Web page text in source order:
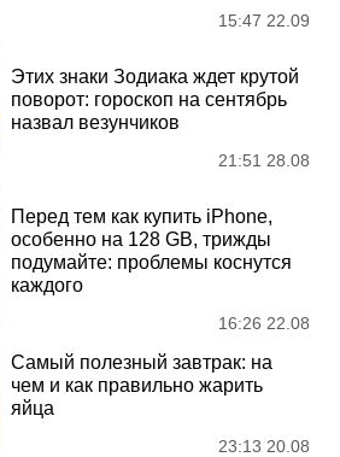
15:47 22.09
Этих знаки Зодиака ждет крутой
поворот: гороскоп на сентябрь
назвал везунчиков
21:51 28.08
Перед тем как купить iPhone,
особенно на 128 GB, трижды
подумайте: проблемы коснутся
каждого
16:26 22.08
Самый полезный завтрак: на
чем и как правильно жарить
яйца
23:13 20.08